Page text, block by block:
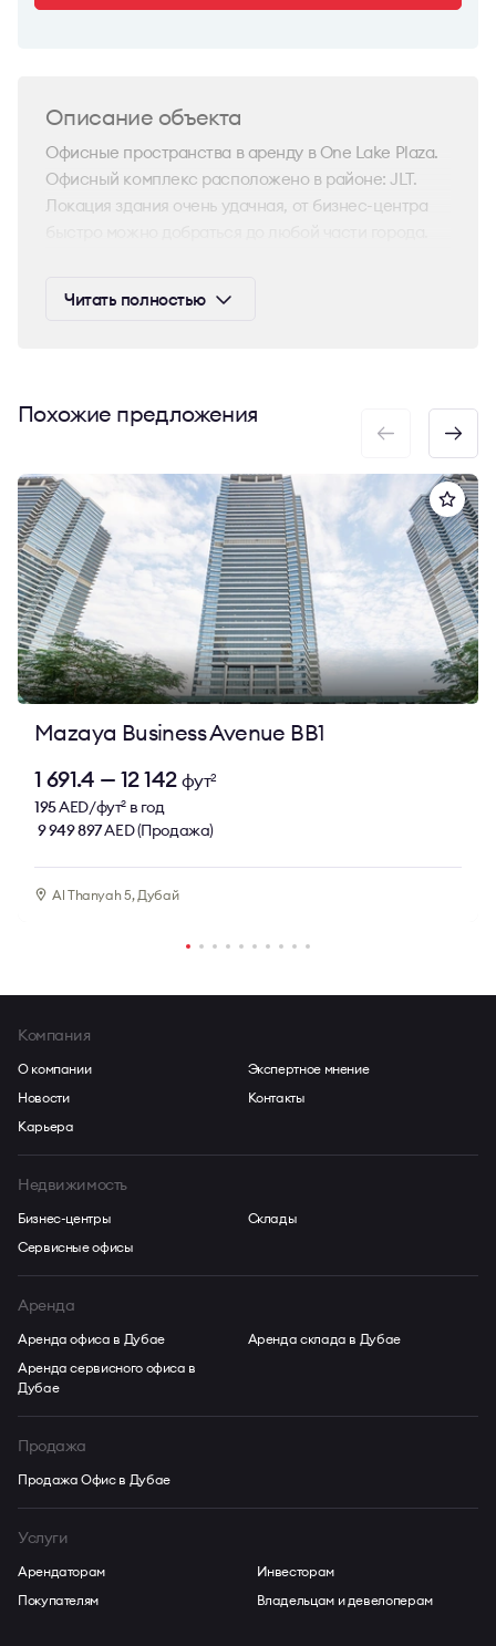
Описание объекта
Офисные пространства в аренду в One Lake Plaza.
Офисный комплекс расположено в районе: JLT.
Локация здания очень удачная, от бизнес-центра
имеется все необходимое для удобства
именно вашего бизнеса. One Lake Plaza
соответствует всем предъявляемым требованиям.
коммуникации. Помещения сдаются с отделкой/
без отделки. В общих зонах One Lake Plaza сделан
качественный ремонт. Комплекс находится под
охраной, состав арендаторов бизнес-центра
выгодный.
Выяснить ставку аренды, запросить планировку, а
также выяснить все детали аренды офиса в One
Lake Plaza вы можете у консультантов Bright Rich.
Оставляйте заявку через кнопку «Записаться на
просмотр». Мы оперативно свяжемся с вами.
Читать полностью
Похожие предложения
Mazaya Business Avenue BB1
1 691.4 — 12 142 фут2
195AED/фут2 в год
9 949 897AED (Продажа)
Al Thanyah 5, Дубай
Компания
О компании
Новости
Карьера
Экспертное мнение
Контакты
Недвижимость
Бизнес-центры
Сервисные офисы
Склады
Аренда
Аренда офиса в Дубае
Аренда сервисного офиса в
Дубае
Аренда склада в Дубае
Продажа
Продажа Офис в Дубае
Услуги
Арендаторам
Покупателям
Инвесторам
Владельцам и девелоперам